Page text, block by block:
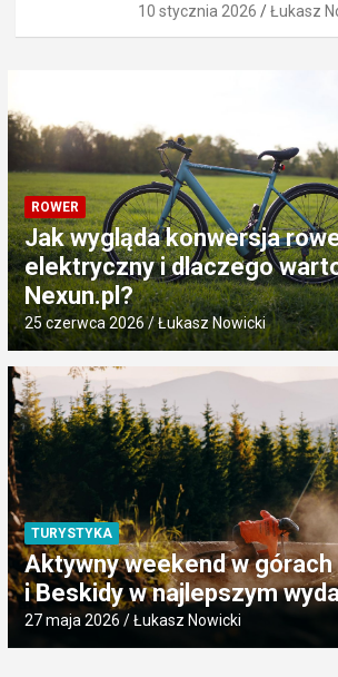
10 stycznia 2026 Łukasz
ROWER
Jak wygląda konwersja
elektryczny i dlaczego
Nexun.pl?
25 czerwca 2026 Łukasz Nowicki
TURYSTYKA
Aktywny weekend w
i Beskidy w najlepszym
27 maja 2026 Łukasz Nowicki